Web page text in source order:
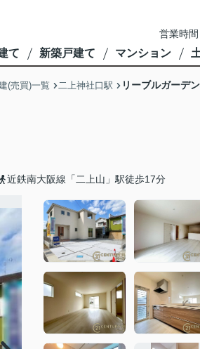
営業時
て 新築戸建て マンション
(売買)一覧 二上神社口駅 リーブルガーデ
近鉄南大阪線「二上山」駅徒歩17分